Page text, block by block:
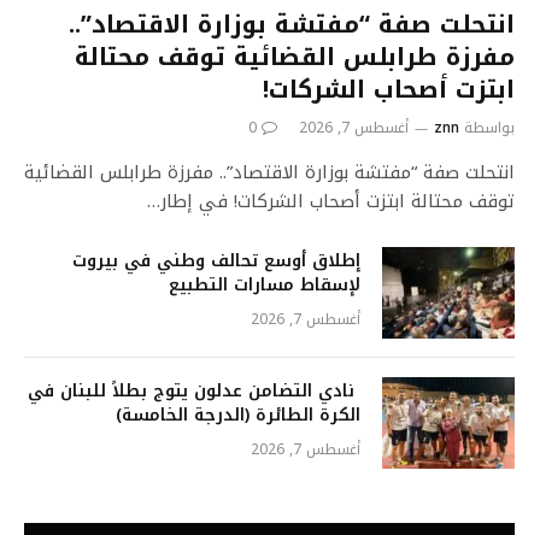
انتحلت صفة “مفتشة بوزارة الاقتصاد”..
مفرزة طرابلس القضائية توقف محتالة
ابتزت أصحاب الشركات!
بواسطة znn أغسطس 7, 2026 0
انتحلت صفة “مفتشة بوزارة الاقتصاد”.. مفرزة طرابلس القضائية
توقف محتالة ابتزت أصحاب الشركات! في إطار…
إطلاق أوسع تحالف وطني في بيروت
لإسقاط مسارات التطبيع
أغسطس 7, 2026
نادي التضامن عدلون يتوج بطلاً للبنان في
الكرة الطائرة (الدرجة الخامسة)
أغسطس 7, 2026